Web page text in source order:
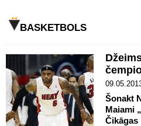
BASKETBOLS
Šonakt
Maiami
Čikāgas